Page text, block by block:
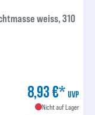
weiss, 310
8,93 €* UVP
Nicht auf Lager